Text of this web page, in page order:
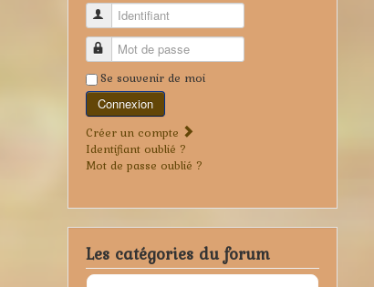
Identifiant
Mot de passe
Se souvenir de moi
Connexion
Créer un compte
Identifiant oublié ?
Mot de passe oublié ?
Les catégories du forum